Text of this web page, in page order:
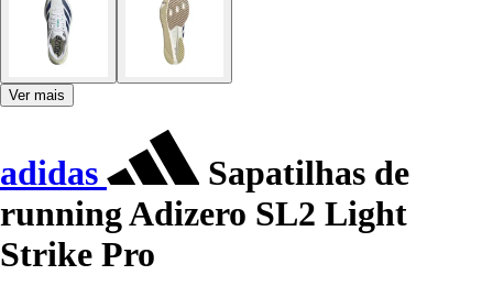
Ver mais
adidas
Sapatilhas de
running Adizero SL2 Light
Strike Pro